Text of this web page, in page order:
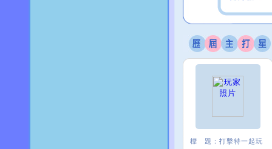
標 題： 打擊特一起玩